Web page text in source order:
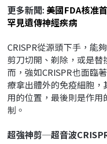
更多新聞: 美國FDA核准
罕見遺傳神經疾病
CRISPR從源頭下手，能
剪刀切開、剃除，或是
而，強如CRISPR也面臨
療拿出體外的免疫細胞
用的位置，最後則是作
制。
超強神剪─超音波